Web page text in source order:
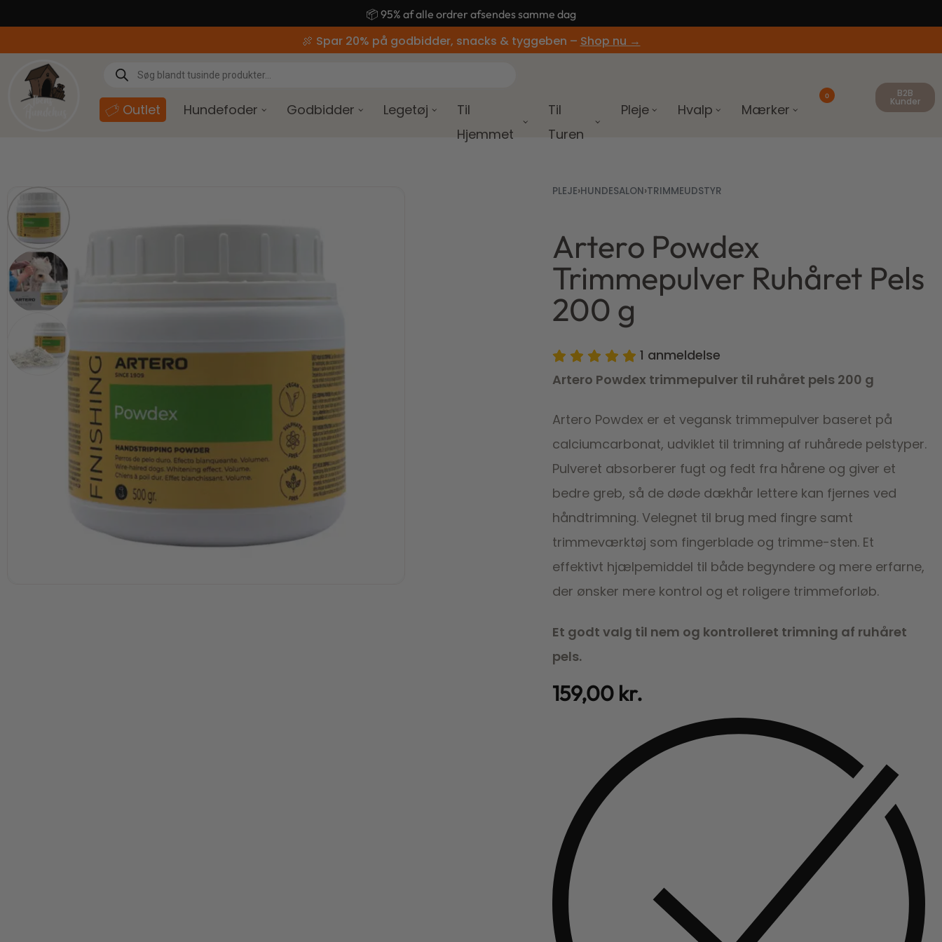
🚚 Gratis fragt ved køb over 499,-
🍖 Spar 20% på godbidder, snacks & tyggeben – Shop nu →
Outlet Hundefoder Godbidder Legetøj
Til
Hjemmet
Til
Turen
Pleje Hvalp Mærker
0 B2B
Kunder
PLEJE›HUNDESALON›TRIMMEUDSTYR
169,00kr.
99,00kr.
Artero Powdex
Trimmepulver Ruhåret Pels
200 g
1 anmeldelse
Artero Powdex trimmepulver til ruhåret pels 200 g
Artero Powdex er et vegansk trimmepulver baseret på
calciumcarbonat, udviklet til trimning af ruhårede pelstyper.
Pulveret absorberer fugt og fedt fra hårene og giver et
bedre greb, så de døde dækhår lettere kan fjernes ved
håndtrimning. Velegnet til brug med fingre samt
trimmeværktøj som fingerblade og trimme-sten. Et
effektivt hjælpemiddel til både begyndere og mere erfarne,
der ønsker mere kontrol og et roligere trimmeforløb.
Et godt valg til nem og kontrolleret trimning af ruhåret
pels.
159,00 kr.